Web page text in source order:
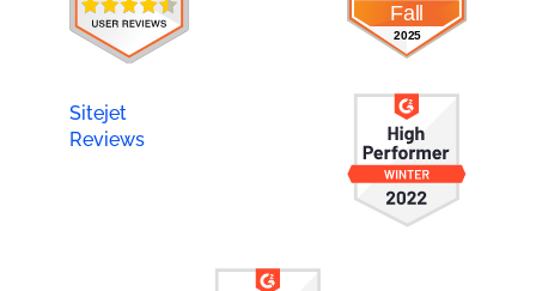
Sitejet
Reviews